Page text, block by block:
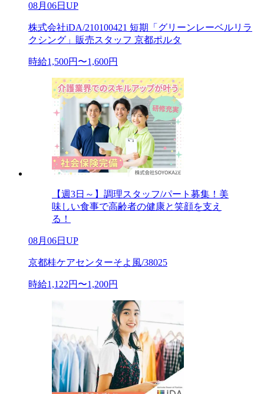
08月06日UP
株式会社iDA/210100421 短期「グリーンレーベルリラ
クシング」販売スタッフ 京都ポルタ
時給1,500円〜1,600円
【週3日～】調理スタッフ/パート募集！美
味しい食事で高齢者の健康と笑顔を支え
る！
08月06日UP
京都桂ケアセンターそよ風/38025
時給1,122円〜1,200円